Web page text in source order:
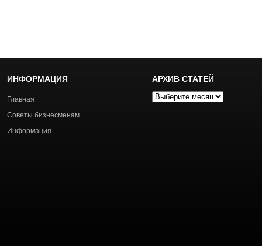
ИНФОРМАЦИЯ
Главная
Советы бизнесменам
Информация
АРХИВ СТАТЕЙ
Архив